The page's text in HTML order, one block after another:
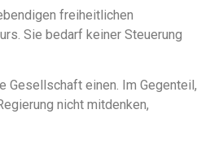
freiheitlichen
Sie bedarf keiner Steuerung
Gesellschaft einen. Im Gegenteil,
nicht mitdenken,